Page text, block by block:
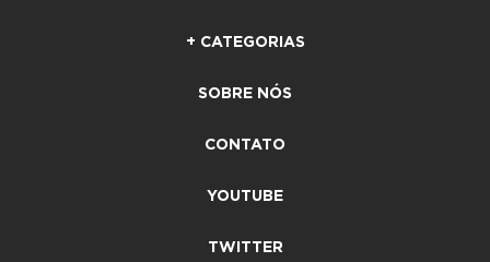
+ CATEGORIAS
SOBRE NÓS
CONTATO
YOUTUBE
TWITTER